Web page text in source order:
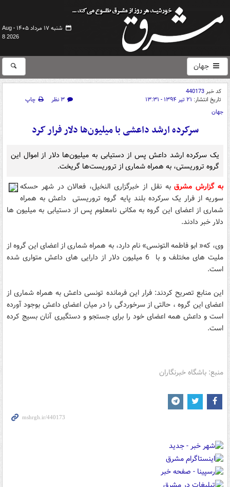
شنبه ۱۷ مرداد ۱۴۰۵ -
Aug
8 2026
جهان
کد خبر440173
تاریخ انتشار: ۲۱ تیر ۱۳۹۴ - ۱۳:۳۱ ۳ نظر
چاپ
جهان
سرکرده ارشد داعشی با میلیون‌ها دلار فرار کرد
یک سرکرده ارشد داعش پس از دستیابی به میلیون‌ها دلار از اموال این
گروه تروریستی، به همراه شماری از تروریست‌ها گریخت.
به گزارش مشرقبه نقل از خبرگزاری النخیل، فعالان در شهر حسکه
سوریه از فرار یک سرکرده بلند پایه گروه تروریستی داعش به همراه
شماری از اعضای این گروه به مکانی نامعلوم پس از دستیابی به میلیون ها
دلار خبر دادند.
وی، که« ابو فاطمه التونسی» نام دارد، به همراه شماری از اعضای این گروه از
ملیت های مختلف و با 6 میلیون دلار از دارایی های داعش متواری شده
است.
این منابع تصریح کردند: فرار این فرمانده تونسی داعش به همراه شماری از
اعضای این گروه ، حالتی از سرخوردگی را در میان اعضای داعش بوجود آورده
است و داعش همه اعضای خود را برای جستجو و دستگیری آنان بسیج کرده
است.
منبع: باشگاه خبرنگاران